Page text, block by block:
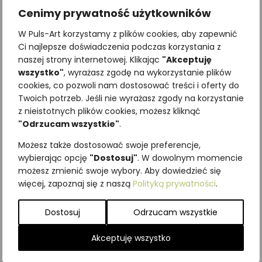
Cenimy prywatność użytkowników
W Puls-Art korzystamy z plików cookies, aby zapewnić
Ci najlepsze doświadczenia podczas korzystania z
naszej strony internetowej. Klikając "Akceptuję
wszystko", wyrażasz zgodę na wykorzystanie plików
cookies, co pozwoli nam dostosować treści i oferty do
Twoich potrzeb. Jeśli nie wyrażasz zgody na korzystanie
z nieistotnych plików cookies, możesz kliknąć
"Odrzucam wszystkie".
Możesz także dostosować swoje preferencje,
wybierając opcję "Dostosuj". W dowolnym momencie
możesz zmienić swoje wybory. Aby dowiedzieć się
więcej, zapoznaj się z naszą Polityką prywatności.
Dostosuj Odrzucam wszystkie
Akceptuję wszystko
Najniższa cena z ostatnich 30
dni:
Kategorie:ILUSTRACJE
Pozostałe
Podobne produkty